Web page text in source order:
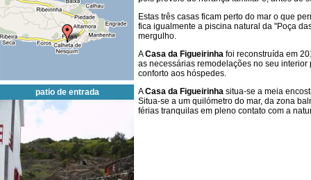
patio de entrada
Estas três casas ficam perto do mar o que
fica igualmente a piscina natural da "Poça
mergulho.
ACasa da Figueirinha foi reconstruída em
as necessárias remodelações no seu
conforto aos hóspedes.
ACasa da Figueirinha situa-se a meia
Situa-se a um quilómetro do mar, da zona
férias tranquilas em pleno contato com a